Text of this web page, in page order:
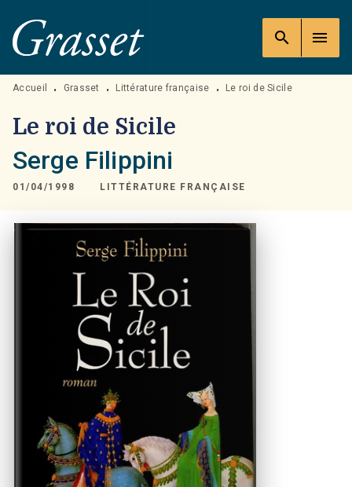
MENU RECHERCHE
PIED DE PAGE
search menu
Accueil • Grasset • Littérature française • Le roi de Sicile
Le roi de Sicile
Serge Filippini
01/04/1998 LITTÉRATURE FRANÇAISE